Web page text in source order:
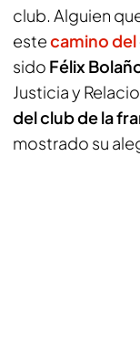
club. Alguien
estecamino
sido Félix
Justicia y
del club de la
mostrado su